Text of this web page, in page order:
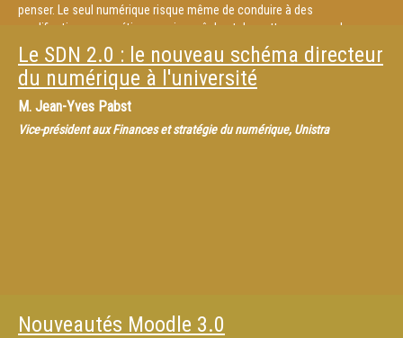
penser. Le seul numérique risque même de conduire à des
modifications cosmétiques qui empêchent de mettre en œuvre les
changements profonds et durables propres à l’innovation pédagogique.
Cette conférence examine les changements attendus dans
l’enseignement supérieur et l’usage qui peut être fait du numérique pour
atteindre les buts visés.
Le SDN 2.0 : le nouveau schéma directeur
du numérique à l'université
M. Jean-Yves Pabst
Vice-président aux Finances et stratégie du numérique, Unistra
Nouveautés Moodle 3.0